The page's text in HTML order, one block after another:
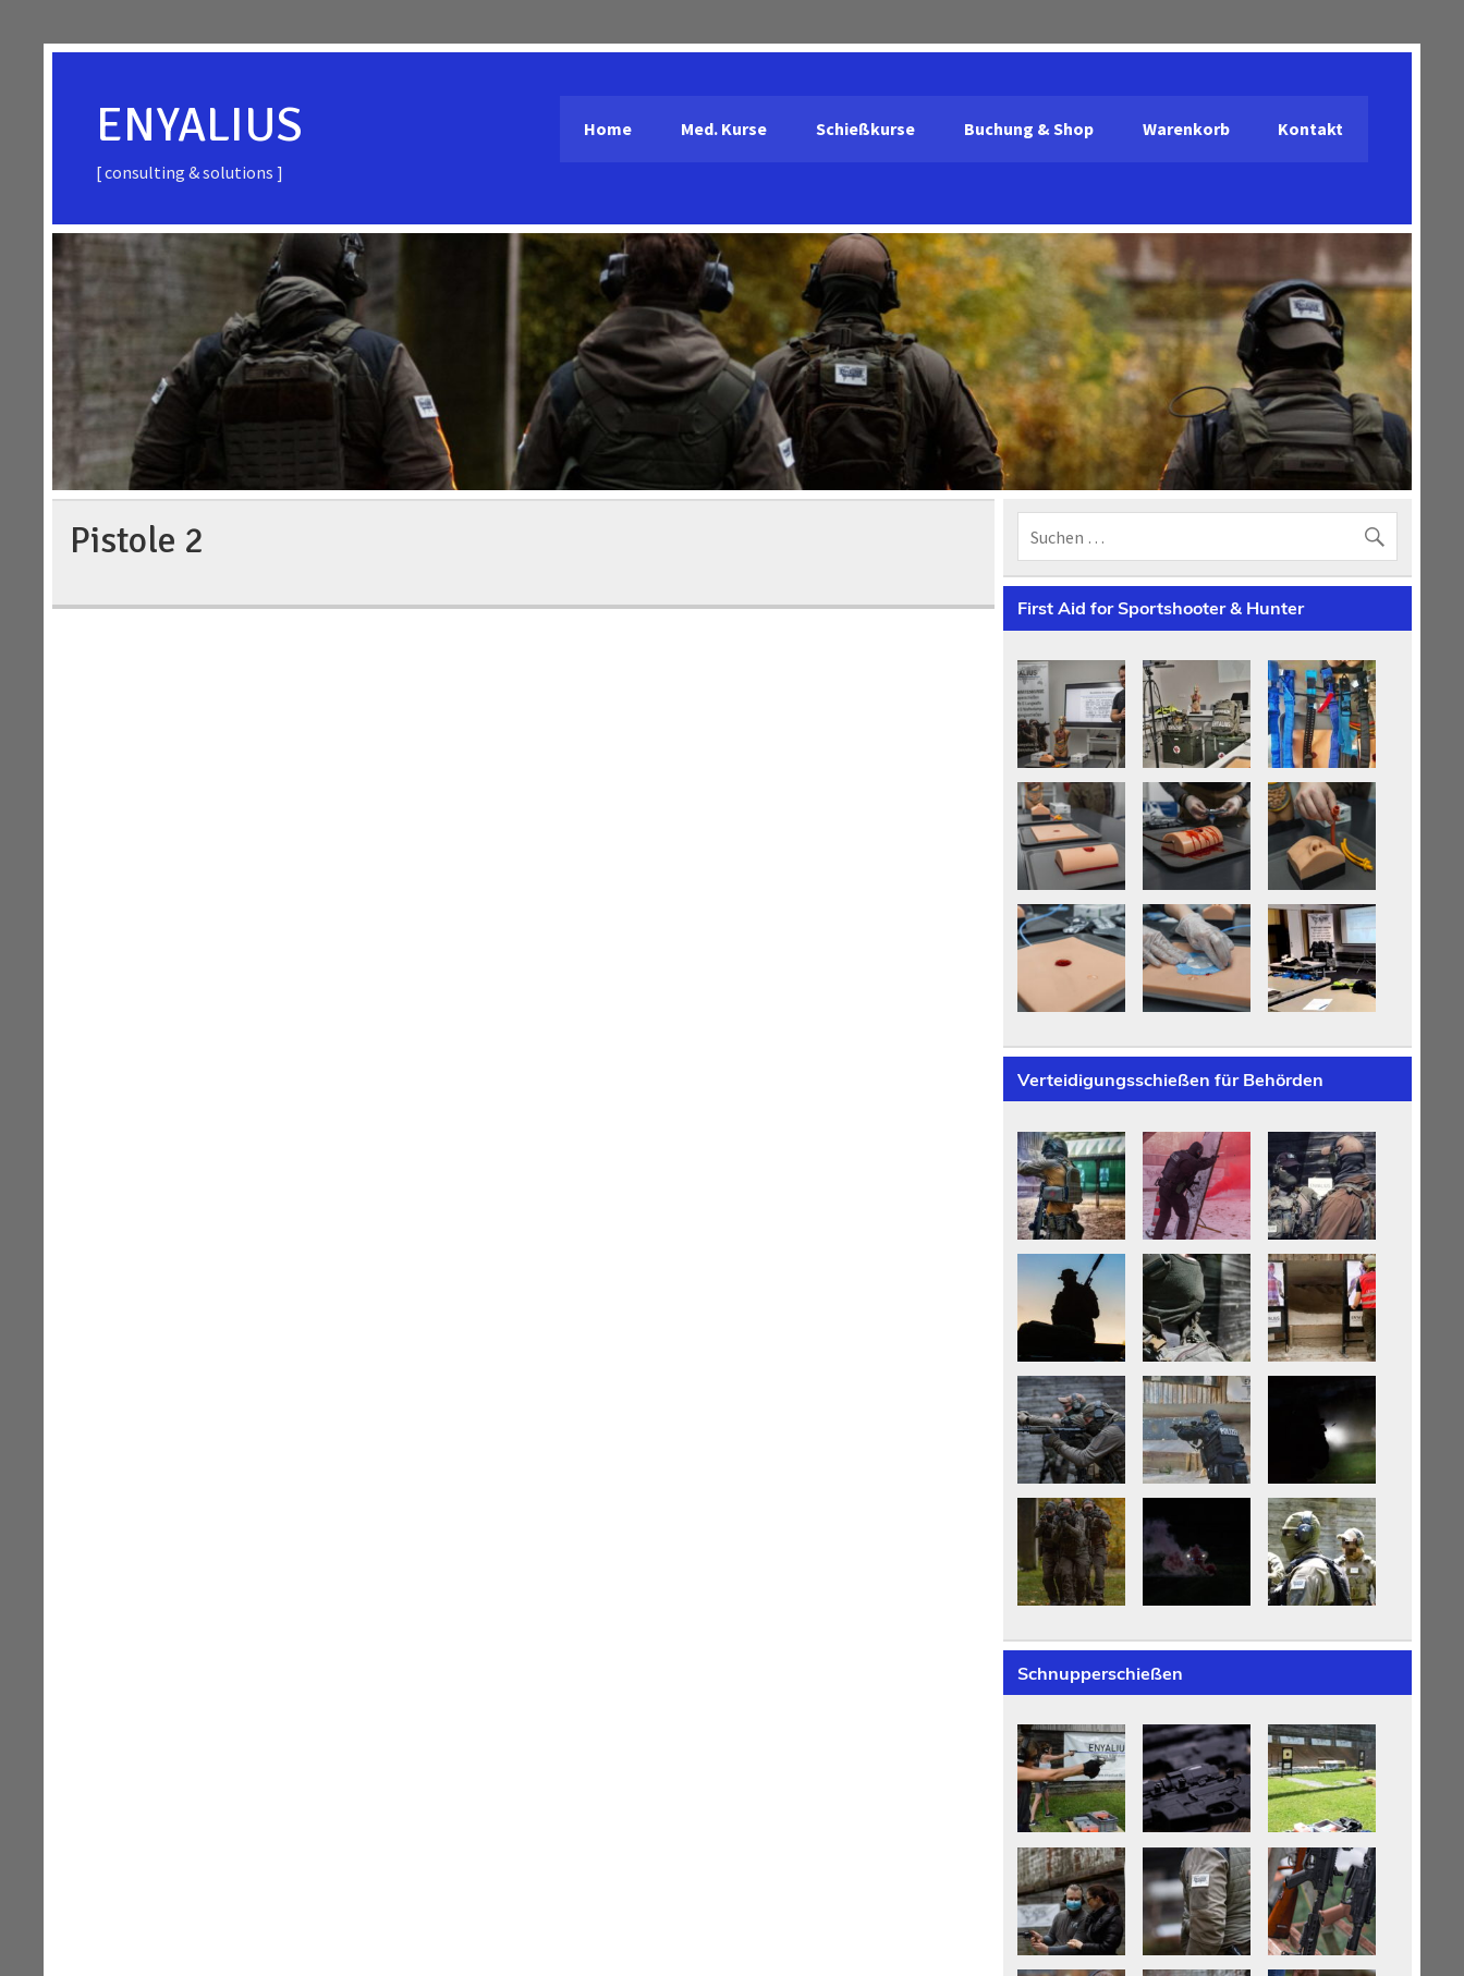
content
ENYALIUS
[ consulting & solutions ]
Home Med. Kurse Schießkurse Buchung & Shop Warenkorb Kontakt
Pistole 2
First Aid for Sportshooter & Hunter
Verteidigungsschießen für Behörden
Schnupperschießen